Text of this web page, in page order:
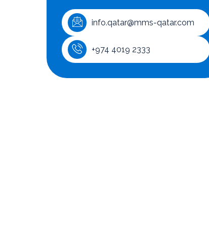
info.qatar@mms-qatar.com
+974 4019 2333